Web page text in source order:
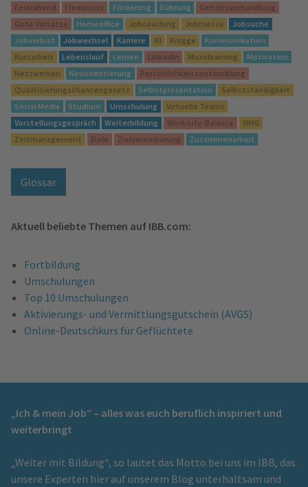
Feierabend
Freelancer Förderung Führung
Gehaltsverhandlung
Gute Vorsätze
Homeoffice Jobcoaching Jobmesse
Jobsuche
Jobverlust
Jobwechsel Karriere KI Knigge
Kommunikation
Kurzarbeit
Lebenslauf Lernen LinkedIn Microlearning
Motivation
Netzwerken
Neuorientierung
Persönlichkeitsentwicklung
Qualifizierungschancengesetz
Selbstpräsentation
Selbstständigkeit
Social Media
Studium Umschulung
Virtuelle Teams
Vorstellungsgespräch
Weiterbildung Work-Life-Balance
XING
Zeitmanagement
Ziele Zielvereinbarung Zusammenarbeit
Glossar
Aktuell beliebte Themen auf IBB.com:
Fortbildung
Umschulungen
Top 10 Umschulungen
Aktivierungs- und Vermittlungsgutschein (AVGS)
Online-Deutschkurs für Geflüchtete
„Ich & mein Job“ – alles was euch beruflich inspiriert und
weiterbringt
„Weiter mit Bildung“, so lautet das Motto bei uns im IBB, das
unsere Experten hier auf unserem Blog unterhaltsam und